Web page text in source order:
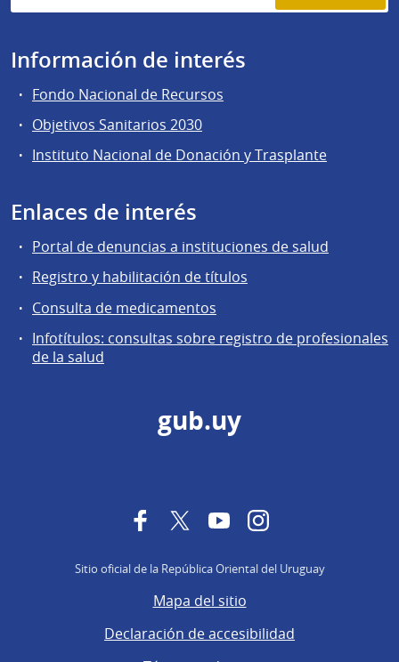
Información de interés
Fondo Nacional de Recursos
Objetivos Sanitarios 2030
Instituto Nacional de Donación y Trasplante
Enlaces de interés
Portal de denuncias a instituciones de salud
Registro y habilitación de títulos
Consulta de medicamentos
Infotítulos: consultas sobre registro de profesionales
de la salud
gub.uy
FacebookTwitterYouTubeInstagram
Sitio oficial de la República Oriental del Uruguay
Mapa del sitio
Declaración de accesibilidad